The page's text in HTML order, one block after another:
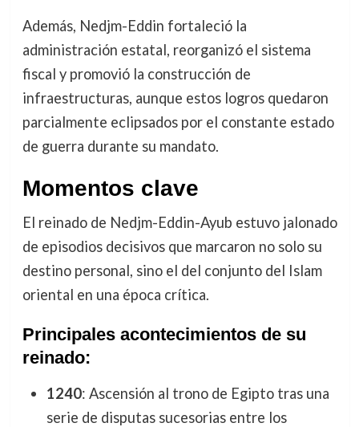
Además, Nedjm-Eddin fortaleció la
administración estatal, reorganizó el sistema
fiscal y promovió la construcción de
infraestructuras, aunque estos logros quedaron
parcialmente eclipsados por el constante estado
de guerra durante su mandato.
Momentos clave
El reinado de Nedjm-Eddin-Ayub estuvo jalonado
de episodios decisivos que marcaron no solo su
destino personal, sino el del conjunto del Islam
oriental en una época crítica.
Principales acontecimientos de su
reinado:
1240: Ascensión al trono de Egipto tras una
serie de disputas sucesorias entre los